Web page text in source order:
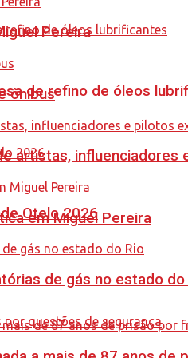
de refino de óleos
Otelo 2026
Pereira
ônibus
artistas, influenciadores
em Miguel Pereira
de gás no estado do